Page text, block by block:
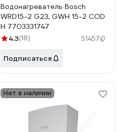
Водонагреватель Bosch
WRD15-2 G23, GWH 15-2 COD
H 7703331747
4.3(18) 51457
Подписаться
Нет в наличии